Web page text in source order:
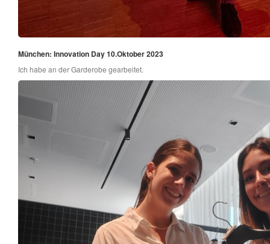
München: Innovation Day 10.Oktober 2023
Ich habe an der Garderobe gearbeitet.